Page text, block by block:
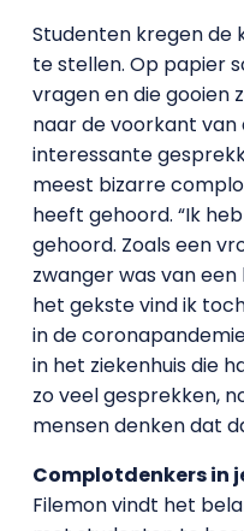
Studenten kregen de
te stellen. Op papier
vragen en die gooien
naar de voorkant van
interessante
meest bizarre
heeft gehoord. “Ik
gehoord. Zoals een
zwanger was van
het gekste vind ik
in de
in het ziekenhuis die
zo veel gesprekken,
mensen denken dat
Complotdenkers in
Filemon vindt het